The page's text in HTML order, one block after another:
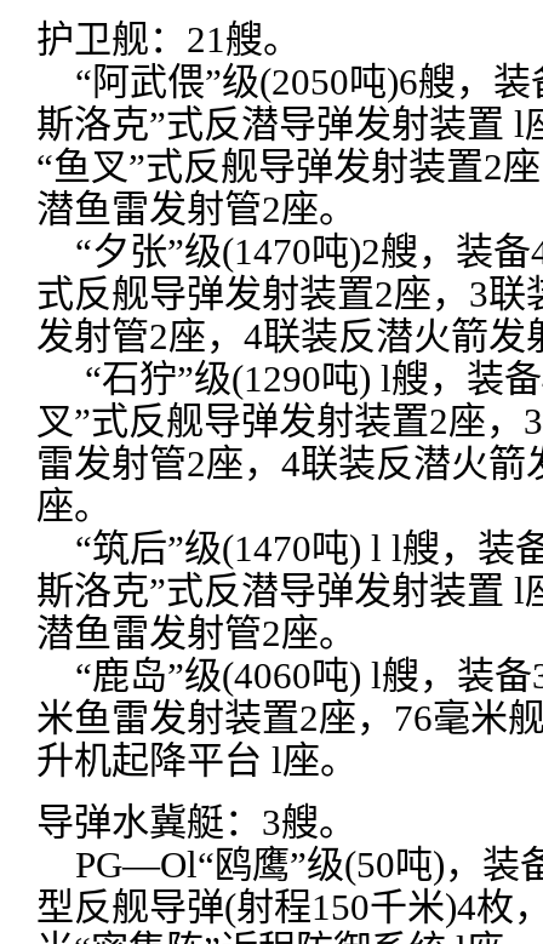
护卫舰：21艘。
“阿武偎”级(2050吨)6艘，装
斯洛克”式反潜导弹发射装置 l
“鱼叉”式反舰导弹发射装置2
潜鱼雷发射管2座。
“夕张”级(1470吨)2艘，装备
式反舰导弹发射装置2座，3联
发射管2座，4联装反潜火箭发
“石狞”级(1290吨) l艘，装
叉”式反舰导弹发射装置2座，
雷发射管2座，4联装反潜火箭
座。
“筑后”级(1470吨) l l艘，装
斯洛克”式反潜导弹发射装置 l
潜鱼雷发射管2座。
“鹿岛”级(4060吨) l艘，装备
米鱼雷发射装置2座，76毫米
升机起降平台 l座。
导弹水冀艇：3艘。
PG—Ol“鸥鹰”级(50吨)，装
型反舰导弹(射程150千米)4枚